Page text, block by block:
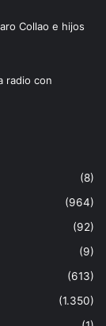
Collao e hijos
radio con
(8)
(964)
(92)
(9)
(613)
(1.350)